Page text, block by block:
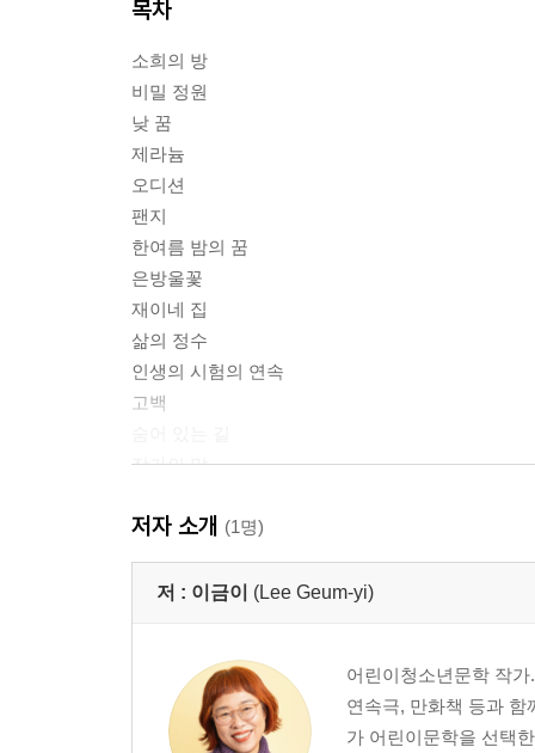
목차
소희의 방
비밀 정원
낮 꿈
제라늄
오디션
팬지
한여름 밤의 꿈
은방울꽃
재이네 집
삶의 정수
인생의 시험의 연속
고백
작가의 말
저자 소개 (1명)
저 : 이금이 (Lee Geum-yi)
어린이청소년문학 작
연속극, 만화책 등과 함
가 어린이문학을 선택